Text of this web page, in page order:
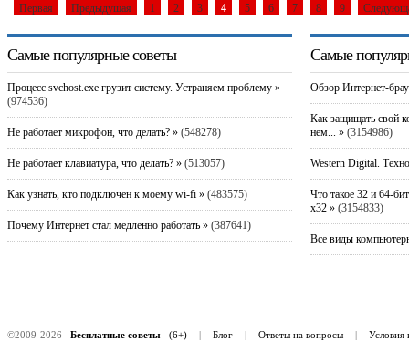
Первая Предыдущая 1 2 3 4 5 6 7 8 9
Самые популярные советы
Процесс svchost.exe грузит систему. Устраняем проблему »
(974536)
Не работает микрофон, что делать? »(548278)
Не работает клавиатура, что делать? »(513057)
Как узнать, кто подключен к моему wi-fi »(483575)
Почему Интернет стал медленно работать »(387641)
Самые
Обзор Интернет-
Как защищать свой
нем... »(3154986)
Western Digital.
Что такое 32 и 64-
x32 »(3154833)
Все виды
©2009-2026 Бесплатные советы(6+) | Блог | Ответы на вопросы | Условия